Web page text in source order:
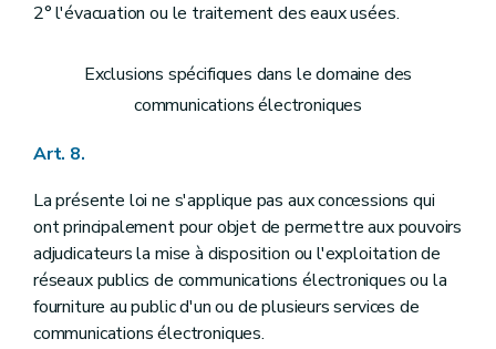
2° l'évacuation ou le traitement des eaux usées.
Exclusions spécifiques dans le domaine des
communications électroniques
Art. 8.
La présente loi ne s'applique pas aux concessions qui
ont principalement pour objet de permettre aux pouvoirs
adjudicateurs la mise à disposition ou l'exploitation de
réseaux publics de communications électroniques ou la
fourniture au public d'un ou de plusieurs services de
communications électroniques.